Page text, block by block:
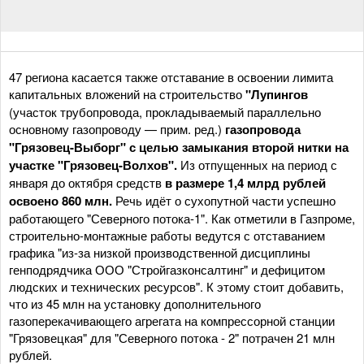
47 региона касается также отставание в освоении лимита
капитальных вложений на строительство"Лупингов
(участок трубопровода, прокладываемый параллельно
основному газопроводу — прим. ред.) газопровода
"Грязовец-Выборг" с целью замыкания второй нитки на
участке "Грязовец-Волхов". Из отпущенных на период с
января до октября средств в размере 1,4 млрд рублей
освоено 860 млн. Речь идёт о сухопутной части успешно
работающего "Северного потока-1". Как отметили в Газпроме,
строительно-монтажные работы ведутся с отставанием
графика "из-за низкой производственной дисциплины
генподрядчика ООО "Стройгазконсалтинг" и дефицитом
людских и технических ресурсов". К этому стоит добавить,
что из 45 млн на установку дополнительного
газоперекачивающего агрегата на компрессорной станции
"Грязовецкая" для "Северного потока - 2" потрачен 21 млн
рублей.